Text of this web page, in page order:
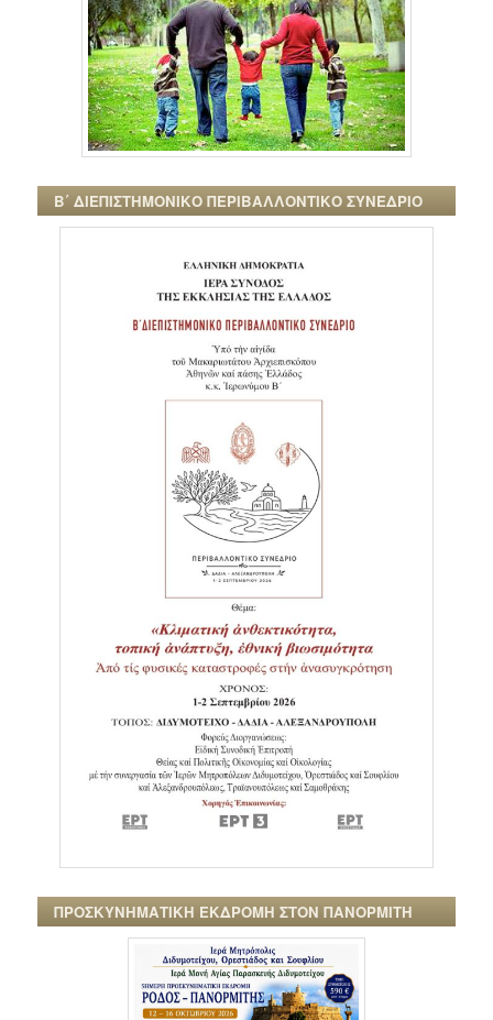
Β΄ ΔΙΕΠΙΣΤΗΜΟΝΙΚΟ ΠΕΡΙΒΑΛΛΟΝΤΙΚΟ ΣΥΝΕΔΡΙΟ
ΠΡΟΣΚΥΝΗΜΑΤΙΚΗ ΕΚΔΡΟΜΗ ΣΤΟΝ ΠΑΝΟΡΜΙΤΗ